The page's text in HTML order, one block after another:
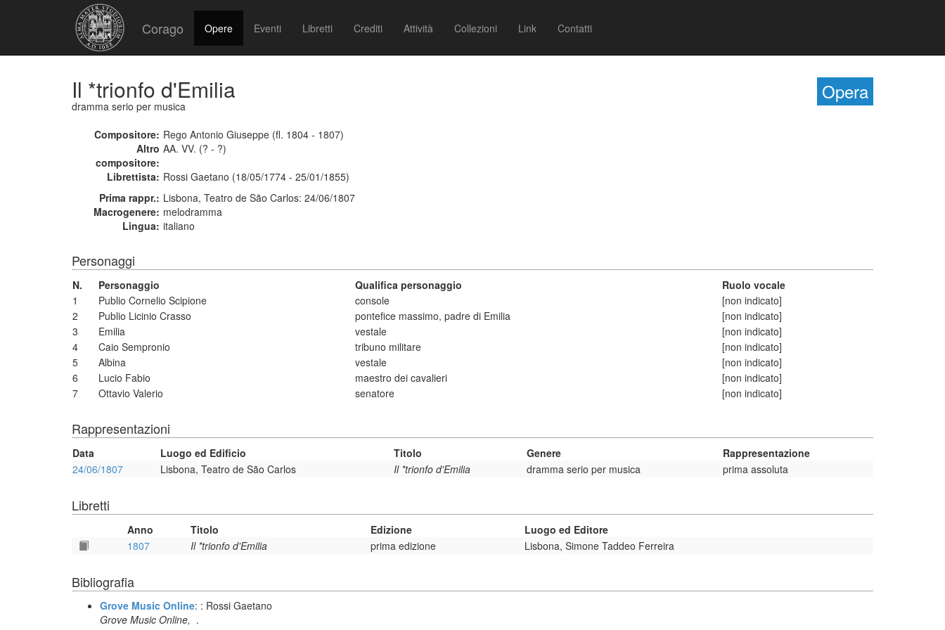
Corago Opere Eventi Libretti Crediti Attività Collezioni Link Contatti
Opera
Il *trionfo d'Emilia
dramma serio per musica
Compositore: Rego Antonio Giuseppe (fl. 1804 - 1807)
Altro
compositore:
AA. VV. (? - ?)
Librettista: Rossi Gaetano (18/05/1774 - 25/01/1855)
Prima rappr.: Lisbona, Teatro de São Carlos: 24/06/1807
Macrogenere: melodramma
Lingua: italiano
Personaggi
N. Personaggio Qualifica personaggio
Ruolo vocale
1
Publio Cornelio Scipione console
[non indicato]
2
Publio Licinio Crasso pontefice massimo, padre di Emilia
[non indicato]
3
Emilia vestale
[non indicato]
4
Caio Sempronio tribuno militare
[non indicato]
5
Albina vestale
[non indicato]
6
Lucio Fabio maestro dei cavalieri
[non indicato]
7
Ottavio Valerio senatore [non indicato]
Rappresentazioni
Data Luogo ed Edificio Titolo Genere
Rappresentazione
24/06/1807
Lisbona, Teatro de São Carlos Il *trionfo d'Emilia dramma serio per musica prima assoluta
Libretti
Anno Titolo Edizione
Luogo ed Editore
1807
Il *trionfo d'Emilia prima edizione Lisbona, Simone Taddeo Ferreira
Bibliografia
Grove Music Online: : Rossi Gaetano
Grove Music Online, .